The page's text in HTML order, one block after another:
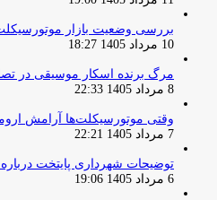
بررسی وضعیت بازار
10 مرداد 1405 18:27
مرگ برنده اسکار موسیقی در
8 مرداد 1405 22:33
وقتی موتورسیکلت‌ها آرامش
7 مرداد 1405 22:21
توضیحات شهرداری پایتخت
6 مرداد 1405 19:06